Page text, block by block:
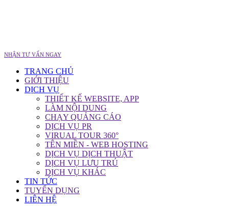
NHẬN TƯ VẤN NGAY
TRANG CHỦ
GIỚI THIỆU
DỊCH VỤ
THIẾT KẾ WEBSITE, APP
LÀM NỘI DUNG
CHẠY QUẢNG CÁO
DỊCH VỤ PR
VIRUAL TOUR 360°
TÊN MIỀN - WEB HOSTING
DỊCH VỤ DỊCH THUẬT
DỊCH VỤ LƯU TRÚ
DỊCH VỤ KHÁC
TIN TỨC
TUYỂN DỤNG
LIÊN HỆ